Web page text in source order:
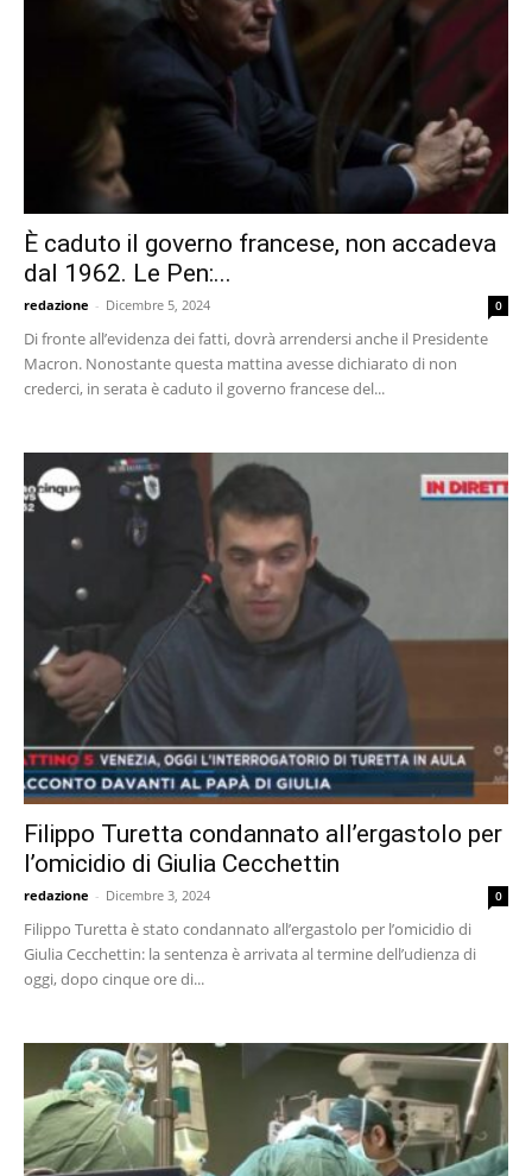
È caduto il governo francese, non accadeva
dal 1962. Le Pen:...
redazione - Dicembre 5, 2024 0
Di fronte all’evidenza dei fatti, dovrà arrendersi anche il Presidente
Macron. Nonostante questa mattina avesse dichiarato di non
crederci, in serata è caduto il governo francese del...
Filippo Turetta condannato all’ergastolo per
l’omicidio di Giulia Cecchettin
redazione - Dicembre 3, 2024 0
Filippo Turetta è stato condannato all’ergastolo per l’omicidio di
Giulia Cecchettin: la sentenza è arrivata al termine dell’udienza di
oggi, dopo cinque ore di...